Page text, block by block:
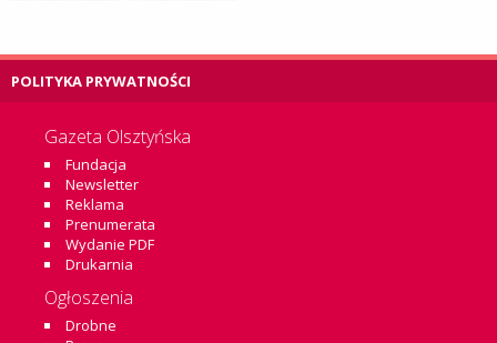
POLITYKA PRYWATNOŚCI
Gazeta Olsztyńska
Fundacja
Newsletter
Reklama
Prenumerata
Wydanie PDF
Drukarnia
Ogłoszenia
Drobne